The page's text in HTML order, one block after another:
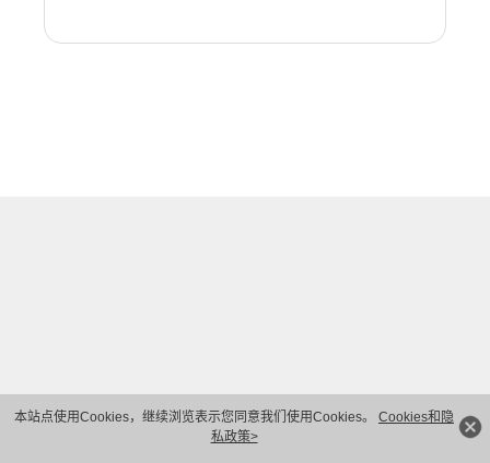
本站点使用Cookies，继续浏览表示您同意我们使用Cookies。 Cookies和隐
私政策>